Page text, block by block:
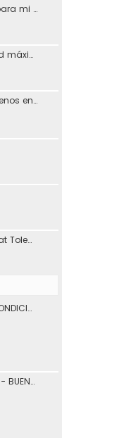
Resucitando MFD de Passat para mi Toledo + Petición ayuda idioma (CD DX)
Posible aumento de velocidad máxima en autovías
Busco taller especialista en frenos en Madrid
Interesante blog y artículo Seat Toledo 1L
VENTA DE VEHICULOS AQUI Y CONDICIONES DE USO.
COMPRADORES Y VENDEDORES - BUENOS Y MALOS